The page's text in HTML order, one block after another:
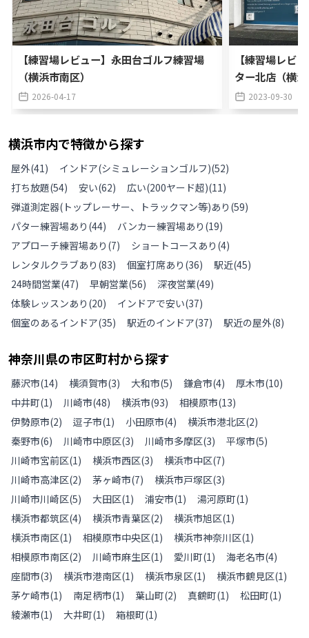
【練習場レビュー】永田台ゴルフ練習場
（横浜市南区）
2026-04-17
【練習場レビ
ター北店（横
2023-09-30
横浜市内で特徴から探す
屋外(41) インドア(シミュレーションゴルフ)(52)
打ち放題(54) 安い(62) 広い(200ヤード超)(11)
弾道測定器(トップレーサー、トラックマン等)あり (59)
パター練習場あり (44) バンカー練習場あり (19)
アプローチ練習場あり (7) ショートコースあり (4)
レンタルクラブあり (83) 個室打席あり (36) 駅近(45)
24時間営業(47) 早朝営業(56) 深夜営業(49)
体験レッスンあり (20) インドアで安い(37)
個室のあるインドア(35) 駅近のインドア(37) 駅近の屋外(8)
神奈川県の市区町村から探す
藤沢市(14) 横須賀市(3) 大和市(5) 鎌倉市(4) 厚木市(10)
中井町(1) 川崎市(48) 横浜市(93) 相模原市(13)
伊勢原市(2) 逗子市(1) 小田原市(4) 横浜市港北区(2)
秦野市(6) 川崎市中原区(3) 川崎市多摩区(3) 平塚市(5)
川崎市宮前区(1) 横浜市西区(3) 横浜市中区(7)
川崎市高津区(2) 茅ヶ崎市(7) 横浜市戸塚区(3)
川崎市川崎区(5) 大田区(1) 浦安市(1) 湯河原町(1)
横浜市都筑区(4) 横浜市青葉区(2) 横浜市旭区(1)
横浜市南区(1) 相模原市中央区(1) 横浜市神奈川区(1)
相模原市南区(2) 川崎市麻生区(1) 愛川町(1) 海老名市(4)
座間市(3) 横浜市港南区(1) 横浜市泉区(1) 横浜市鶴見区(1)
茅ケ崎市(1) 南足柄市(1) 葉山町(2) 真鶴町(1) 松田町(1)
綾瀬市(1) 大井町(1) 箱根町(1)